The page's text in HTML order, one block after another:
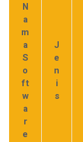
N
a
m
a
S
o
ft
w
a
r
e
J
e
n
i
s